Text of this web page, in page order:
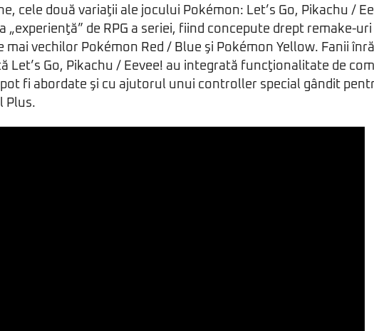
cele două variaţii ale jocului Pokémon: Let’s Go, Pikachu /
„experienţă” de RPG a seriei, fiind concepute drept remake-uri
mai vechilor Pokémon Red / Blue şi Pokémon Yellow. Fanii
Let’s Go, Pikachu / Eevee! au integrată funcţionalitate de
pot fi abordate şi cu ajutorul unui controller special gândit
Plus.